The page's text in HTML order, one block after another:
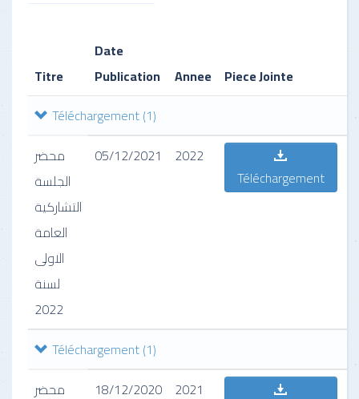
Titre
Date
Publication Annee Piece Jointe
Téléchargement(1)
محضر
الجلسة
التشاركية
العامة
الاولى
لسنة
2022
05/12/2021
2022
Téléchargement
Téléchargement(1)
محضر
18/12/2020 2021